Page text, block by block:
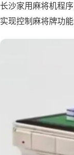
长沙家用麻将机程
实现控制麻将牌功能